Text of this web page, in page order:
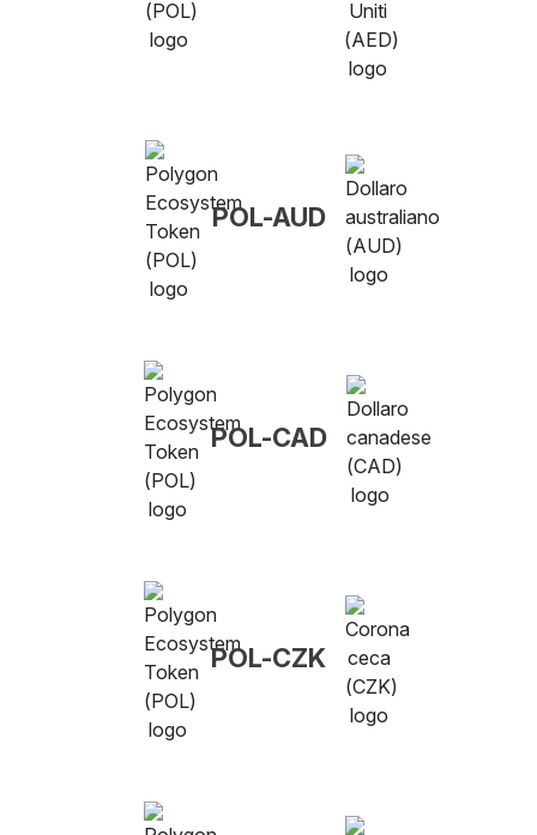
POL-AUD
POL-CAD
POL-CZK